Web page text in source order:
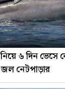
৬ দিন ভেসে
নেটপাড়ার